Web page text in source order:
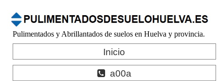
Pulimentados y Abrillantados de suelos en Huelva y provincia.
Inicio
a00a